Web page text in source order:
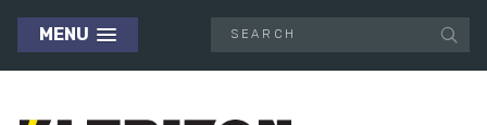
MENU